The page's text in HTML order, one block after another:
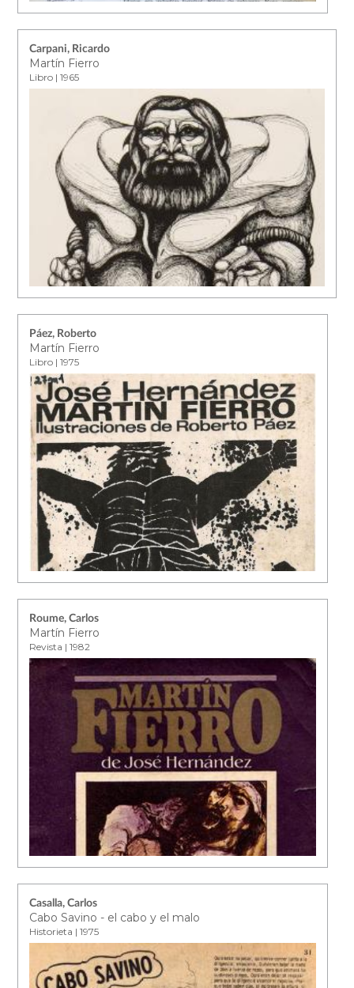
Carpani, Ricardo
Martín Fierro
Libro | 1965
Páez, Roberto
Martín Fierro
Libro | 1975
Roume, Carlos
Martín Fierro
Revista | 1982
Casalla, Carlos
Cabo Savino - el cabo y el malo
Historieta | 1975